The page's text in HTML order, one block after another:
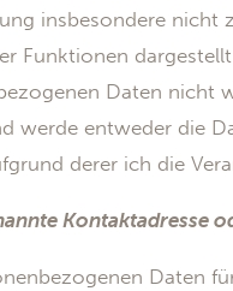
insbesondere
Funktionen
Daten nicht
werde entweder die
derer ich die
Kontaktadresse
Daten